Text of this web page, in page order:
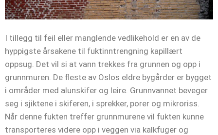
I tillegg til feil eller manglende vedlikehold er en av de
hyppigste årsakene til fuktinntrengning kapillært
oppsug. Det vil si at vann trekkes fra grunnen og opp i
grunnmuren. De fleste av Oslos eldre bygårder er bygget
i områder med alunskifer og leire. Grunnvannet beveger
seg i sjiktene i skiferen, i sprekker, porer og mikroriss.
Når denne fukten treffer grunnmurene vil fukten kunne
transporteres videre opp i veggen via kalkfuger og